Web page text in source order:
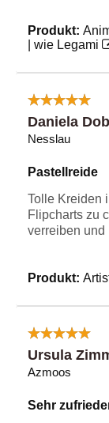
Produkt:
| wie Legami
Daniela
Nesslau
Pastellreide
Tolle Kreiden
Flipcharts zu
verreiben und
Produkt:
Ursula
Azmoos
Sehr